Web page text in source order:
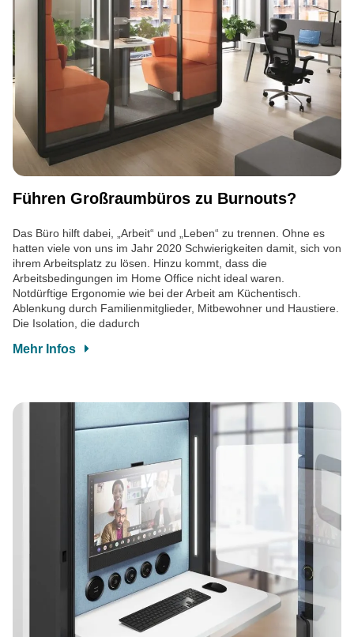
Führen Großraumbüros zu Burnouts?
Das Büro hilft dabei, „Arbeit“ und „Leben“ zu trennen. Ohne es
hatten viele von uns im Jahr 2020 Schwierigkeiten damit, sich von
ihrem Arbeitsplatz zu lösen. Hinzu kommt, dass die
Arbeitsbedingungen im Home Office nicht ideal waren.
Notdürftige Ergonomie wie bei der Arbeit am Küchentisch.
Ablenkung durch Familienmitglieder, Mitbewohner und Haustiere.
Die Isolation, die dadurch
Mehr Infos